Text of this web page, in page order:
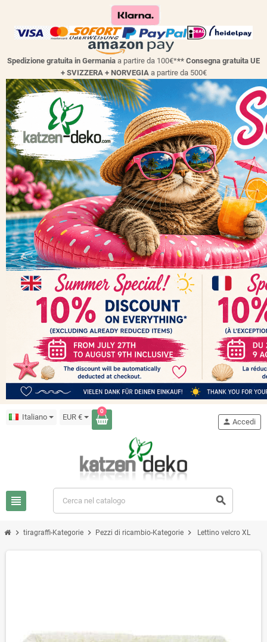
Spedizione gratuita in Germania a partire da 100€*** Consegna gratuita UE
+ SVIZZERA + NORVEGIAa partire da 500€
Italiano EUR €
0
view_headline search
person Accedi
chevron_right tiragraffi-Kategorie chevron_right Pezzi di ricambio-Kategorie chevron_right Lettino velcro XL